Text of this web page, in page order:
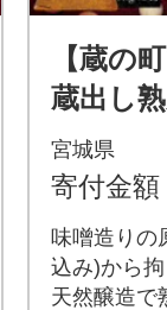
【蔵の
蔵出し
加・国
宮城県
寄付金額
味噌造りの
込み)から
天然醸造で